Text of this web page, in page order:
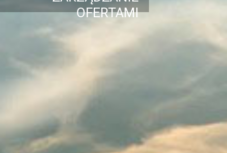
OFERTAMI